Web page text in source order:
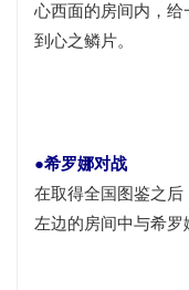
心西面的房间内，给
到心之鳞片。
●希罗娜对战
在取得全国图鉴之
左边的房间中与希罗